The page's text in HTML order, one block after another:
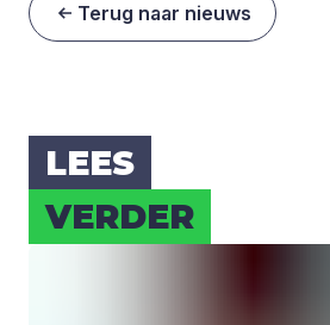
Terug naar nieuws
LEES
VER­DER